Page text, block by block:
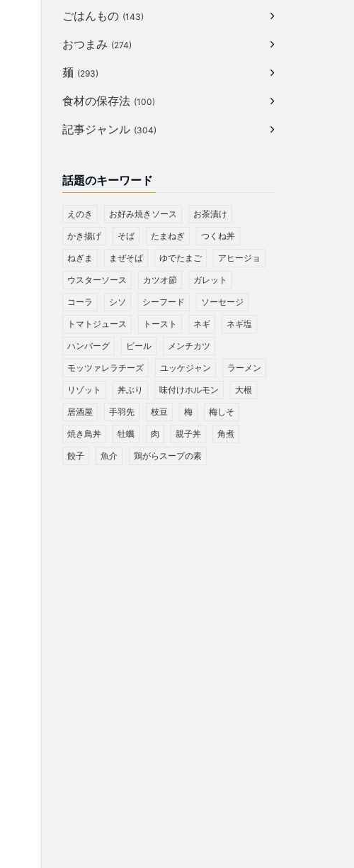
ごはんもの (143)
おつまみ (274)
麺 (293)
食材の保存法 (100)
記事ジャンル (304)
話題のキーワード
えのき お好み焼きソース お茶漬け
かき揚げ そば たまねぎ つくね丼
ねぎま まぜそば ゆでたまご アヒージョ
ウスターソース カツオ節 ガレット
コーラ シソ シーフード ソーセージ
トマトジュース トースト ネギ ネギ塩
ハンバーグ ビール メンチカツ
モッツァレラチーズ ユッケジャン ラーメン
リゾット 丼ぶり 味付けホルモン 大根
居酒屋 手羽先 枝豆 梅 梅しそ
焼き鳥丼 牡蠣 肉 親子丼 角煮
餃子 魚介 鶏がらスープの素